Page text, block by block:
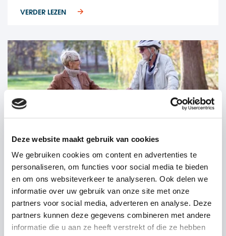
Deze website maakt gebruik van cookies
We gebruiken cookies om content en advertenties te
personaliseren, om functies voor social media te bieden
en om ons websiteverkeer te analyseren. Ook delen we
informatie over uw gebruik van onze site met onze
partners voor social media, adverteren en analyse. Deze
partners kunnen deze gegevens combineren met andere
informatie die u aan ze heeft verstrekt of die ze hebben
VERDER LEZEN
Ledenacties
Fietsnetwerkapp Premium
VERDER LEZEN